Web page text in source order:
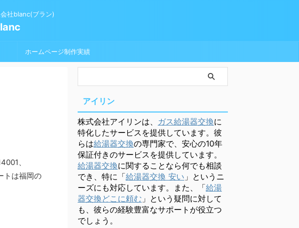
社blanc(ブラン)
ホームページ制作実績
、
トは福岡の
アイリン
株式会社アイリンは、 ガス給湯器交換に
特化したサービスを提供しています。彼
らは給湯器交換の専門家で、安心の10年
保証付きのサービスを提供しています。
給湯器交換に関することなら何でも相談
でき、特に「給湯器交換 安い 」というニ
ーズにも対応しています。また、「給湯
器交換どこに頼む 」という疑問に対して
も、彼らの経験豊富なサポートが役立つ
でしょう。